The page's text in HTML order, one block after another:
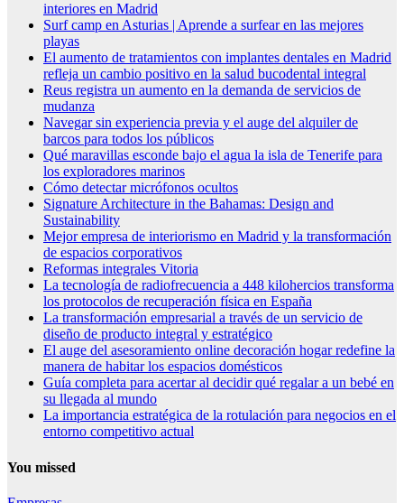
interiores en Madrid
Surf camp en Asturias | Aprende a surfear en las mejores
playas
El aumento de tratamientos con implantes dentales en Madrid
refleja un cambio positivo en la salud bucodental integral
Reus registra un aumento en la demanda de servicios de
mudanza
Navegar sin experiencia previa y el auge del alquiler de
barcos para todos los públicos
Qué maravillas esconde bajo el agua la isla de Tenerife para
los exploradores marinos
Cómo detectar micrófonos ocultos
Signature Architecture in the Bahamas: Design and
Sustainability
Mejor empresa de interiorismo en Madrid y la transformación
de espacios corporativos
Reformas integrales Vitoria
La tecnología de radiofrecuencia a 448 kilohercios transforma
los protocolos de recuperación física en España
La transformación empresarial a través de un servicio de
diseño de producto integral y estratégico
El auge del asesoramiento online decoración hogar redefine la
manera de habitar los espacios domésticos
Guía completa para acertar al decidir qué regalar a un bebé en
su llegada al mundo
La importancia estratégica de la rotulación para negocios en el
entorno competitivo actual
You missed